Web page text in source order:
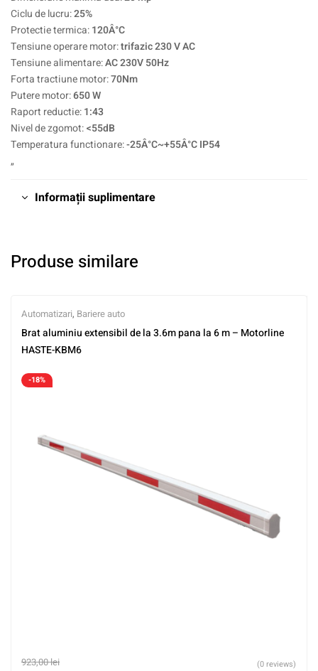
Ciclu de lucru:25%
Protectie termica:120Â°C
Tensiune operare motor:trifazic 230 V AC
Tensiune alimentare:AC 230V 50Hz
Forta tractiune motor:70Nm
Putere motor:650 W
Raport reductie:1:43
Nivel de zgomot:<55dB
Temperatura functionare:-25Â°C~+55Â°C IP54
„
Informații suplimentare
Produse similare
Automatizari, Bariere auto
Brat aluminiu extensibil de la 3.6m pana la 6 m – Motorline
HASTE-KBM6
-18%
923,00lei (0 reviews)